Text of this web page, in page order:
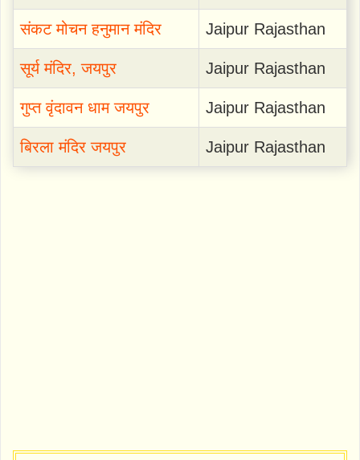
संकट मोचन हनुमान मंदिर Jaipur Rajasthan
सूर्य मंदिर, जयपुर Jaipur Rajasthan
गुप्त वृंदावन धाम जयपुर Jaipur Rajasthan
बिरला मंदिर जयपुर Jaipur Rajasthan